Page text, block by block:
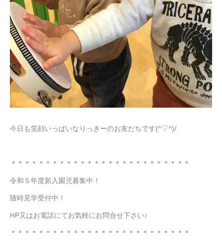
今日も笑顔いっぱいなりっきーのお友だちです(^▽^)/
＊＊＊＊＊＊＊＊＊＊＊＊＊＊＊＊＊＊＊＊＊＊＊＊＊＊
令和５年度新入園児募集中！
随時見学受付中！
HP又はお電話にてお気軽にお問合せ下さい♪
＊＊＊＊＊＊＊＊＊＊＊＊＊＊＊＊＊＊＊＊＊＊＊＊＊＊